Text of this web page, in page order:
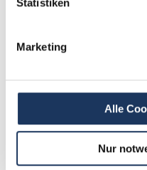
Statistiken
Marketing
Alle
Nur